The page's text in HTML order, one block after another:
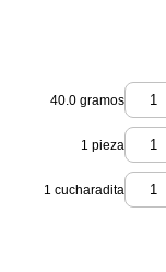
40.0 gramos
1 pieza
1 cucharadita